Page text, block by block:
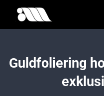
Guldfoliering